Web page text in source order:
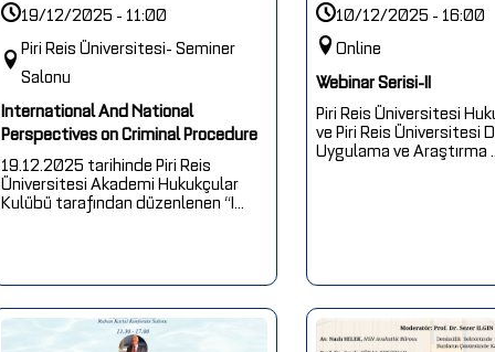
19/12/2025 - 11:00
Piri Reis Üniversitesi- Seminer
Salonu
International And National
Perspectives on Criminal Procedure
19.12.2025 tarihinde Piri Reis
Üniversitesi Akademi Hukukçular
Kulübü tarafından düzenlenen “I...
10/12/2025 - 16:00
Online
Webinar Serisi-II
Piri Reis Üniversitesi
ve Piri Reis Üniversitesi
Uygulama ve Araştırma